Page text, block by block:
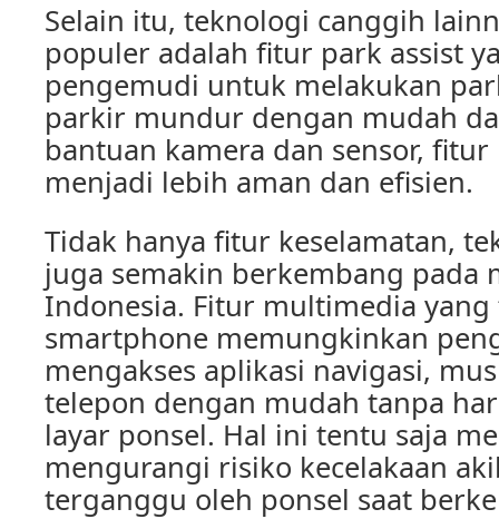
Selain itu, teknologi canggih
populer adalah fitur park assist
pengemudi untuk melakukan
parkir mundur dengan mudah
bantuan kamera dan sensor,
menjadi lebih aman dan efisien.
Tidak hanya fitur keselamatan,
juga semakin berkembang pada
Indonesia. Fitur multimedia
smartphone memungkinkan
mengakses aplikasi navigasi,
telepon dengan mudah tanpa
layar ponsel. Hal ini tentu saja
mengurangi risiko kecelakaan
terganggu oleh ponsel saat